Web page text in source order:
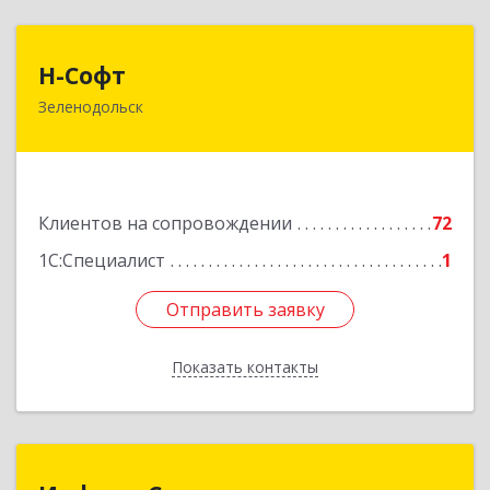
Н-Софт
Зеленодольск
Клиентов на сопровождении
72
1С:Специалист
1
Отправить заявку
Показать контакты
422521, Татарстан Респ (Татарстан),
Подробнее
Отправить заявку
Назад